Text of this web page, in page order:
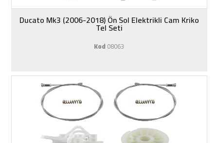
Ducato Mk3 (2006-2018) Ön Sol Elektrikli Cam Kriko
Tel Seti
Kod08063